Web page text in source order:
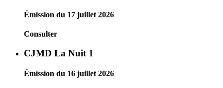
Émission du 17 juillet 2026
Consulter
CJMD La Nuit 1
Émission du 16 juillet 2026